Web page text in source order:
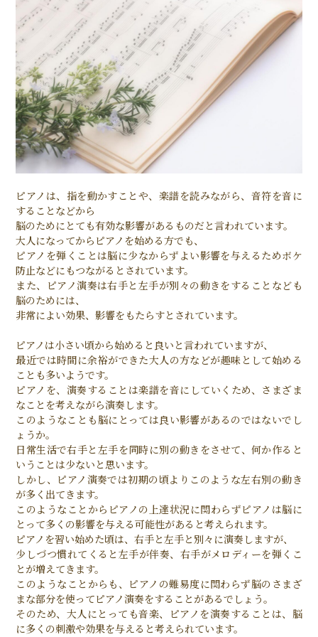
ピアノは、指を動かすことや、楽譜を読みながら、音符を音に
することなどから
脳のためにとても有効な影響があるものだと言われています。
大人になってからピアノを始める方でも、
ピアノを弾くことは脳に少なからずよい影響を与えるためボケ
防止などにもつながるとされています。
また、ピアノ演奏は右手と左手が別々の動きをすることなども
脳のためには、
非常によい効果、影響をもたらすとされています。
ピアノは小さい頃から始めると良いと言われていますが、
最近では時間に余裕ができた大人の方などが趣味として始める
ことも多いようです。
ピアノを、演奏することは楽譜を音にしていくため、さまざま
なことを考えながら演奏します。
このようなことも脳にとっては良い影響があるのではないでし
ょうか。
日常生活で右手と左手を同時に別の動きをさせて、何か作ると
いうことは少ないと思います。
しかし、ピアノ演奏では初期の頃よりこのような左右別の動き
が多く出てきます。
このようなことからピアノの上達状況に関わらずピアノは脳に
とって多くの影響を与える可能性があると考えられます。
ピアノを習い始めた頃は、右手と左手と別々に演奏しますが、
少しづつ慣れてくると左手が伴奏、右手がメロディーを弾くこ
とが増えてきます。
このようなことからも、ピアノの難易度に関わらず脳のさまざ
まな部分を使ってピアノ演奏をすることがあるでしょう。
そのため、大人にとっても音楽、ピアノを演奏することは、脳
に多くの刺激や効果を与えると考えられています。